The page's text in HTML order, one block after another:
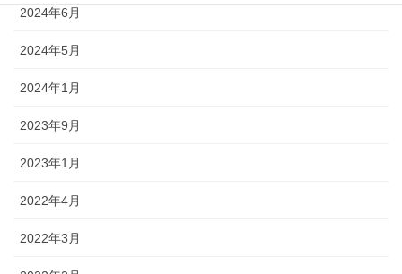
2024年6月
2024年5月
2024年1月
2023年9月
2023年1月
2022年4月
2022年3月